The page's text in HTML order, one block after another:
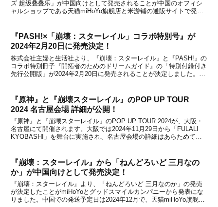
ズ 超级叠叠乐」が中国向けとして発売されることが中国のオフィシ
ャルショップである天猫miHoYo旗舰店と米游铺の通販サイトで発表
『PASH!×「崩壊：スターレイル」コラボ特別号』が
2024年2月20日に発売決定！
株式会社主婦と生活社より、『崩壊：スターレイル』と『PASH!』の
コラボ特別冊子『開拓者のためのドリームガイド』の「特別付録付き
先行公開版」が2024年2月20日に発売されることが決定しました。販
『原神』と『崩壊スターレイル』のPOP UP TOUR
2024 名古屋会場 詳細が公開！
『原神』と『崩壊スターレイル』のPOP UP TOUR 2024が、大阪・
名古屋にて開催されます。大阪では2024年11月29日から「FULALI
KYOBASHI」を舞台に実施され、名古屋会場の詳細はあらためてお
『崩壊：スターレイル』から「ねんどろいど 三月なの
か」が中国向けとして発売決定！
『崩壊：スターレイル』より、「ねんどろいど 三月なのか」の発売
が決定したことがmiHoYoとグッドスマイルカンパニーから発表にな
りました。中国での発送予定日は2024年12月で、天猫miHoYo旗舰店